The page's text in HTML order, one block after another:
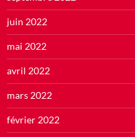
juin 2022
mai 2022
avril 2022
mars 2022
février 2022